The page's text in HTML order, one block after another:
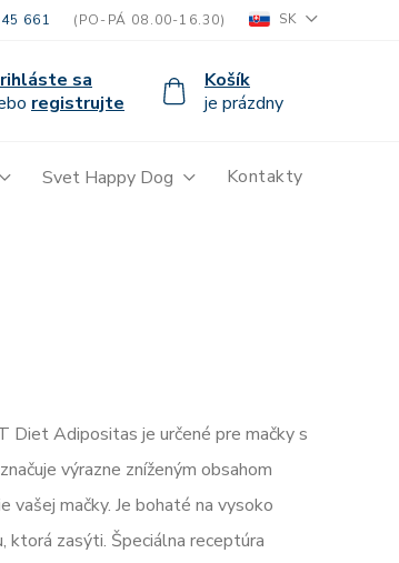
661 (PO-PÁ 08.00-16.30) SK
sa
registrujte
Košík
je prázdny
Svet Happy Dog Kontakty
Diet Adipositas je určené pre mačky s
výrazne zníženým obsahom
vašej mačky. Je bohaté na vysoko
zasýti. Špeciálna receptúra